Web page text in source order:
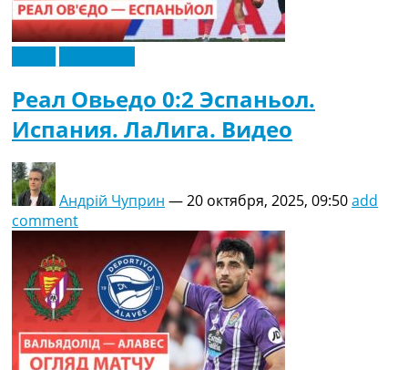
Реал Овьедо 0:2 Эспаньол.
Испания. ЛаЛига. Видео
Андрій Чуприн —20 октября, 2025, 09:50add
comment